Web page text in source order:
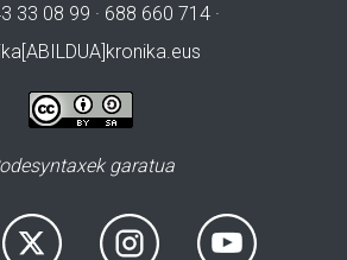
33 08 99 · 688 660 714 ·
garatua